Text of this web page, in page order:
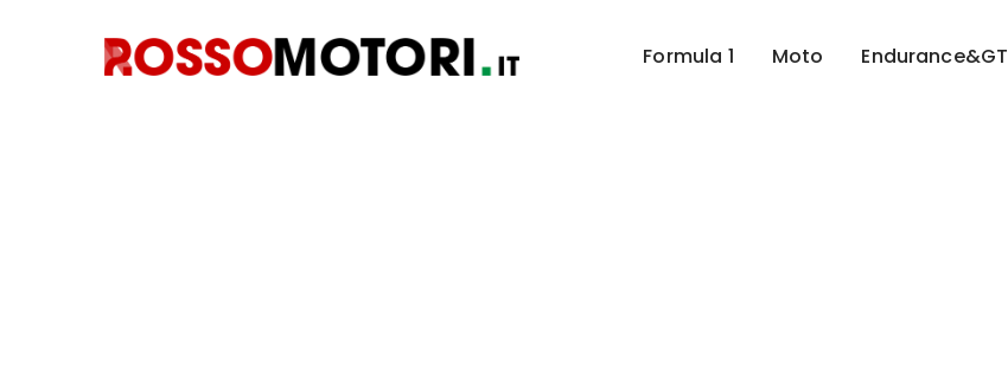
Formula 1 Moto Endurance&GT